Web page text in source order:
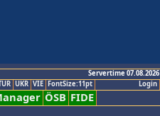
Servertime 07.08.2026
Login
UKR VIE FontSize:11pt
ÖSB FIDE